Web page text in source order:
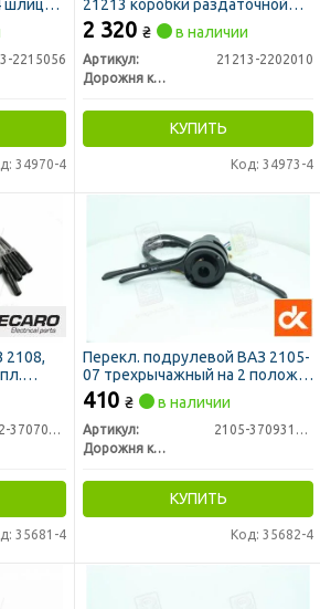
шлица
2215056
34970-4
21213 коробки раздаточной
промежуточный (в сборе) (ДК)
2 320 ₴ в наличии
Артикул:
21213-2202010
Дорожня карта
КУПИТЬ
Код: 34973-4
2108,
21082-3707080-03
35681-4
Перекл. подрулевой ВАЗ 2105-
07 трехрычажный на 2 полож.
<ДК>
410 ₴ в наличии
Артикул:
2105-3709310-10
Дорожня карта
КУПИТЬ
Код: 35682-4